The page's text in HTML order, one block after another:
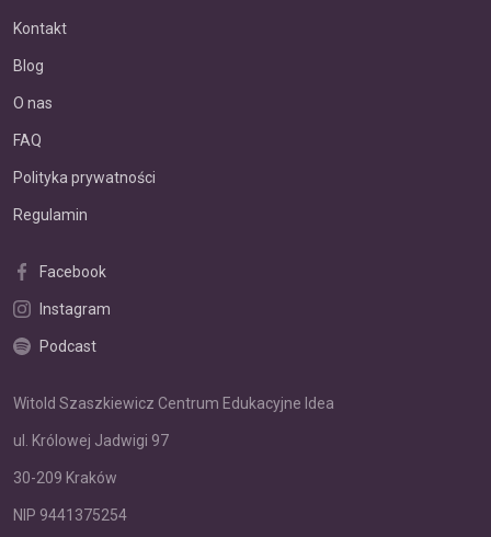
Kontakt
Blog
O nas
FAQ
Polityka prywatności
Regulamin
Facebook
Instagram
Podcast
Witold Szaszkiewicz Centrum Edukacyjne Idea
ul. Królowej Jadwigi 97
30-209 Kraków
NIP 9441375254